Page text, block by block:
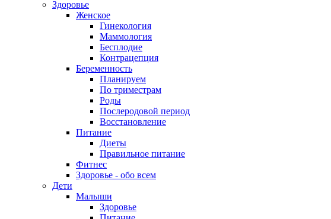
Здоровье
Женское
Гинекология
Маммология
Бесплодие
Контрацепция
Беременность
Планируем
По триместрам
Роды
Послеродовой период
Восстановление
Питание
Диеты
Правильное питание
Фитнес
Здоровье - обо всем
Дети
Малыши
Здоровье